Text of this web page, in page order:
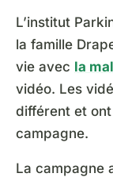
L’institut
la famille
vie avec la
vidéo. Les
différent et
campagne.
La campagne